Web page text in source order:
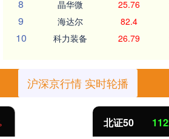
8 晶华微 25.76
9 海达尔 82.4
10 科力装备 26.79
沪深京行情 实时轮播
1122.88 -